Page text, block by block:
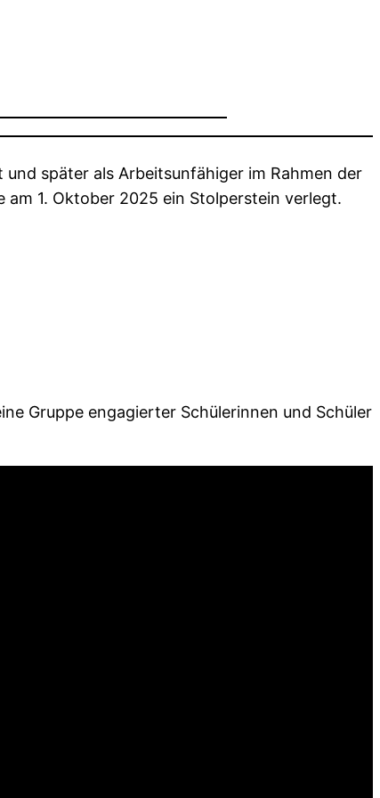
später als Arbeitsunfähiger im Rahmen der
1. Oktober 2025 ein Stolperstein verlegt.
Gruppe engagierter Schülerinnen und Schüler